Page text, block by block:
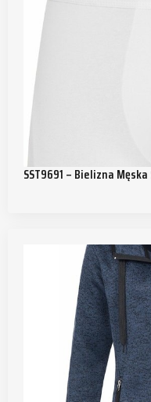
SST9691 – Bielizna